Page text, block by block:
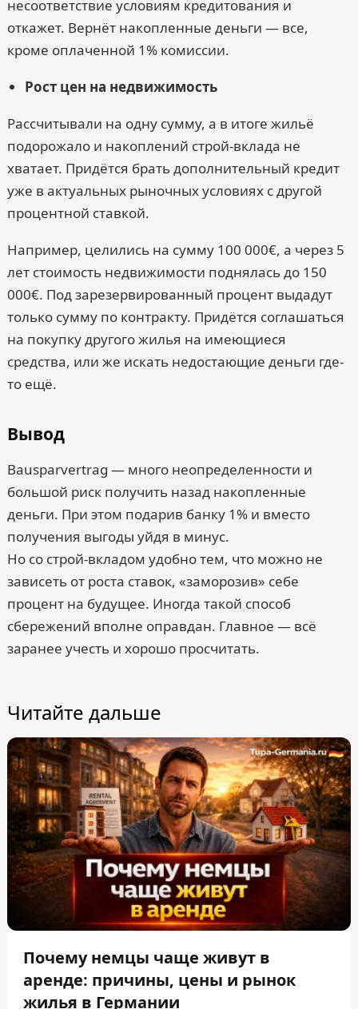
несоответствие условиям кредитования и
откажет. Вернёт накопленные деньги — все,
кроме оплаченной 1% комиссии.
Рост цен на недвижимость
Рассчитывали на одну сумму, а в итоге жильё
подорожало и накоплений строй-вклада не
хватает. Придётся брать дополнительный кредит
уже в актуальных рыночных условиях с другой
процентной ставкой.
Например, целились на сумму 100 000€, а через 5
лет стоимость недвижимости поднялась до 150
000€. Под зарезервированный процент выдадут
только сумму по контракту. Придётся соглашаться
на покупку другого жилья на имеющиеся
средства, или же искать недостающие деньги где-
то ещё.
Вывод
Bausparvertrag — много неопределенности и
большой риск получить назад накопленные
деньги. При этом подарив банку 1% и вместо
получения выгоды уйдя в минус.
Но со строй-вкладом удобно тем, что можно не
зависеть от роста ставок, «заморозив» себе
процент на будущее. Иногда такой способ
сбережений вполне оправдан. Главное — всё
заранее учесть и хорошо просчитать.
Читайте дальше
Почему немцы чаще живут в
аренде: причины, цены и рынок
жилья в Германии